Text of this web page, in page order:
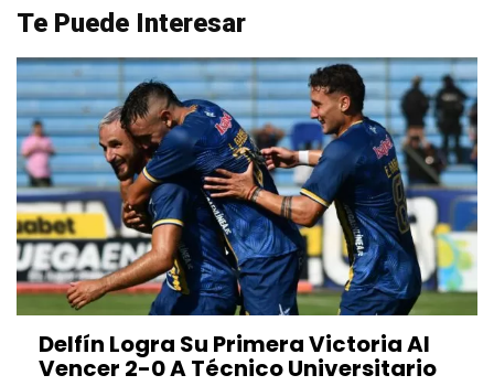
Te Puede Interesar
Delfín Logra Su Primera Victoria Al
Vencer 2-0 A Técnico Universitario